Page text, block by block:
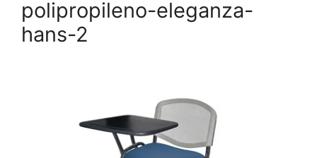
polipropileno-eleganza-
hans-2